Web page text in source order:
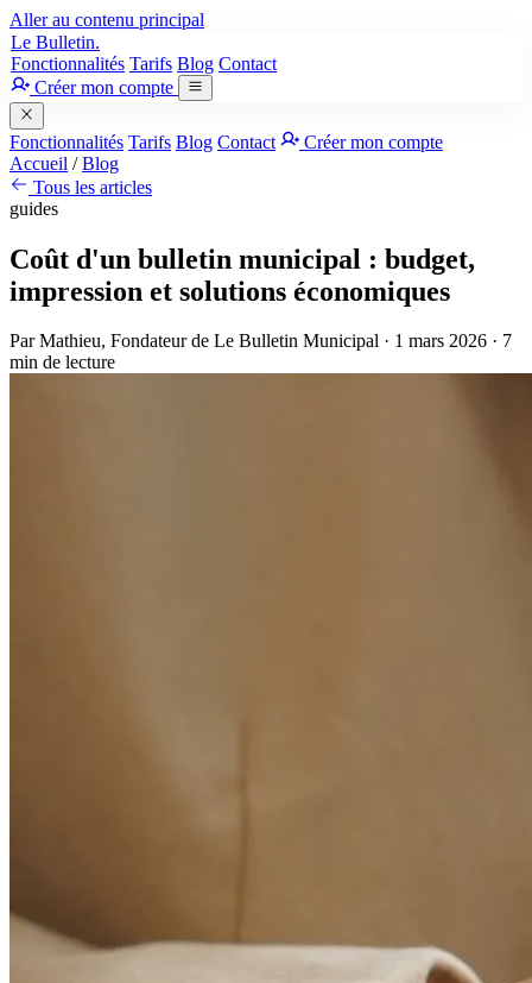
Aller au contenu principal
Le Bulletin.
Fonctionnalités Tarifs Blog Contact
Créer mon compte
Fonctionnalités Tarifs Blog Contact
Créer mon compte
Accueil / Blog
Tous les articles
guides
Coût d'un bulletin municipal : budget,
impression et solutions économiques
ParMathieu, Fondateur de Le Bulletin Municipal · 1 mars 2026 · 7
min de lecture